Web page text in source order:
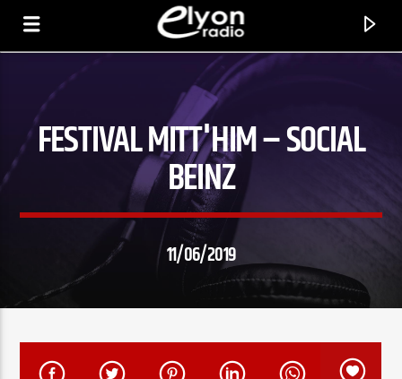
RADIO ELYON
POSITIVE ET ENCOURAGEANTE !
FESTIVAL MITT'HIM – SOCIAL
BEINZ
11/06/2019